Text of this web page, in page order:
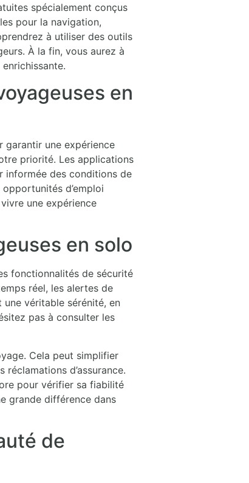
spécialement conçus
pour la navigation,
à utiliser des outils
À la fin, vous aurez à
en
garantir une expérience
priorité. Les applications
informée des conditions de
d’emploi
une expérience
en solo
fonctionnalités de sécurité
réel, les alertes de
véritable sérénité, en
pas à consulter les
Cela peut simplifier
d’assurance.
pour vérifier sa fiabilité
grande différence dans
de